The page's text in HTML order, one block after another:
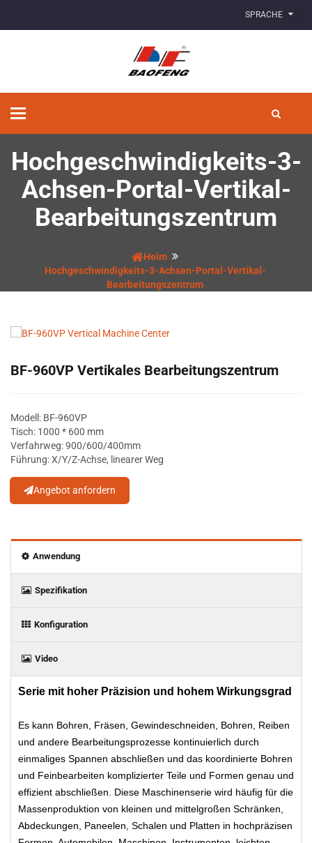
SPRACHE
Navigation
Hochgeschwindigkeits-3-
Achsen-Portal-Vertikal-
Bearbeitungszentrum
Heim
Hochgeschwindigkeits-3-Achsen-Portal-Vertikal-
Bearbeitungszentrum
BF-960VP Vertikales Bearbeitungszentrum
Modell: BF-960VP
Tisch: 1000 * 600 mm
Verfahrweg: 900/600/400mm
Führung: X/Y/Z-Achse, linearer Weg
Angebot anfordern
Anwendung
Spezifikation
Konfiguration
Video
Serie mit hoher Präzision und hohem Wirkungsgrad
Es kann Bohren, Fräsen, Gewindeschneiden, Bohren, Reiben
und andere Bearbeitungsprozesse kontinuierlich durch
einmaliges Spannen abschließen und das koordinierte Bohren
und Feinbearbeiten komplizierter Teile und Formen genau und
effizient abschließen. Diese Maschinenserie wird häufig für die
Massenproduktion von kleinen und mittelgroßen Schränken,
Abdeckungen, Paneelen, Schalen und Platten in hochpräzisen